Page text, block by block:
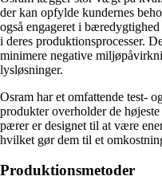
der kan opfylde kundernes
også engageret i
i deres produktionsprocesser.
minimere negative
lysløsninger.
Osram har et omfattende test-
produkter overholder de
pærer er designet til at være
hvilket gør dem til et
Produktionsmetoder